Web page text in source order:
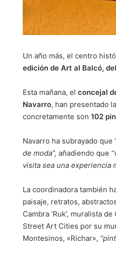
Un año más, el centro
edición de Art al Balcó,
Esta mañana, el concejal
Navarro, han presentado
concretamente son 102
Navarro ha subrayado que
de moda”, añadiendo que
visita sea una experiencia
La coordinadora también
paisaje, retratos,
Cambra ‘Ruk’, muralista
Street Art Cities por su
Montesinos, «Richar»,